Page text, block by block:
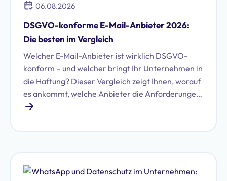
06.08.2026
DSGVO-konforme E-Mail-Anbieter 2026:
Die besten im Vergleich
Welcher E-Mail-Anbieter ist wirklich DSGVO-
konform – und welcher bringt Ihr Unternehmen in
die Haftung? Dieser Vergleich zeigt Ihnen, worauf
es ankommt, welche Anbieter die Anforderungen
erfüllen und wie Sie die richtige Wahl für Ihr